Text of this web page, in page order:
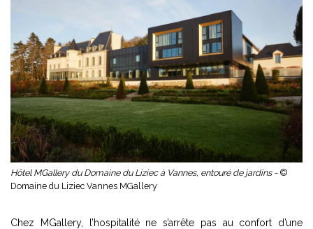
Hôtel MGallery du Domaine du Liziec à Vannes, entouré de jardins - ©
Domaine du Liziec Vannes MGallery
Chez MGallery, l’hospitalité ne s’arrête pas au confort d’une